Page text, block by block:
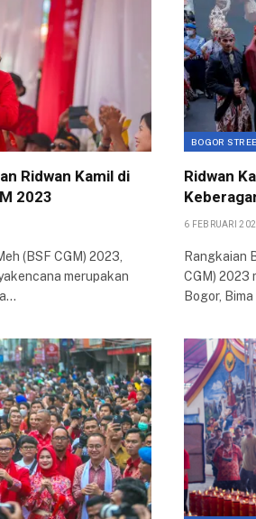
Ridwan Kamil di
2023
(BSF CGM) 2023,
merupakan
BOGOR
Ridwan
6 FEBRUARI
Rangkaian
CGM) 2023
Bogor,